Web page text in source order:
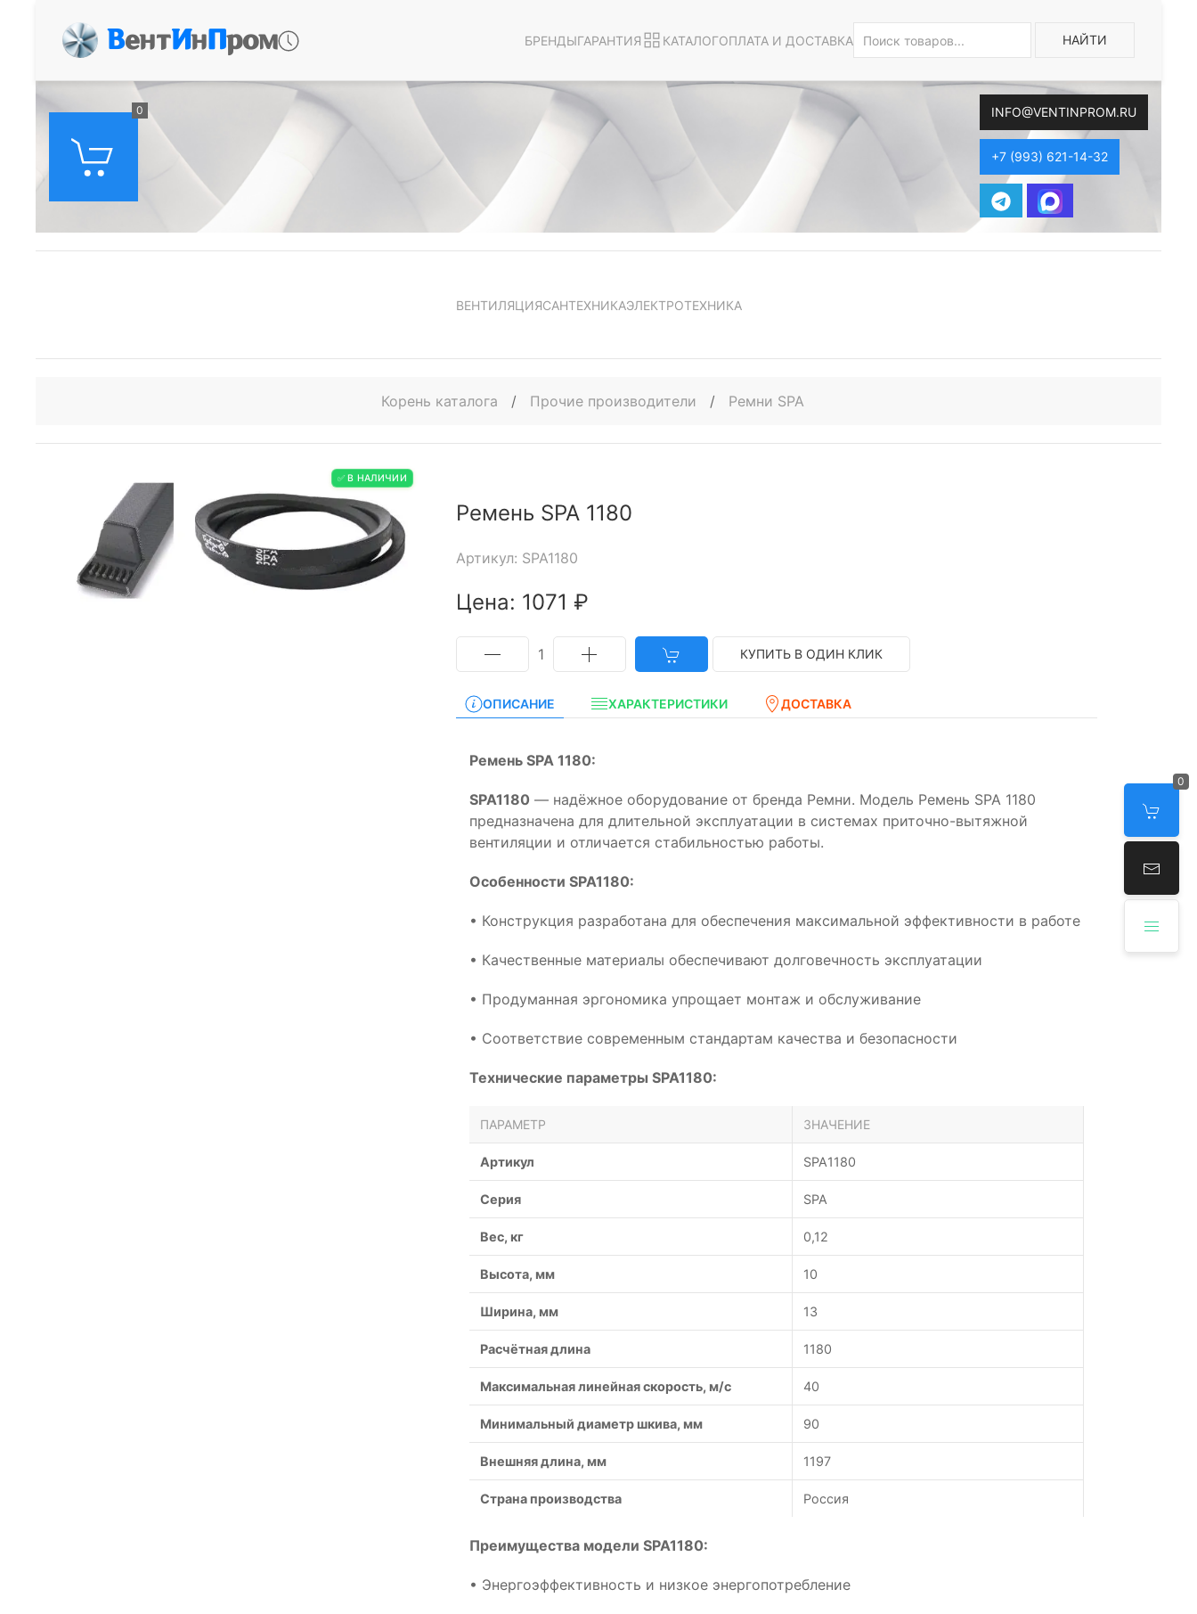
ВентИнПром БРЕНДЫГАРАНТИЯ КАТАЛОГОПЛАТА И ДОСТАВКА НАЙТИ
0 INFO@VENTINPROM.RU
+7 (993) 621-14-32
0
ВЕНТИЛЯЦИЯСАНТЕХНИКАЭЛЕКТРОТЕХНИКА
Корень каталога / Прочие производители / Ремни SPA
✅ В НАЛИЧИИ
Ремень SPA 1180
Артикул: SPA1180
Цена: 1071 ₽
1 КУПИТЬ В ОДИН КЛИК
ОПИСАНИЕ ХАРАКТЕРИСТИКИ ДОСТАВКА
Ремень SPA 1180:
SPA1180 — надёжное оборудование от бренда Ремни. Модель Ремень SPA 1180
предназначена для длительной эксплуатации в системах приточно-вытяжной
вентиляции и отличается стабильностью работы.
Особенности SPA1180:
• Конструкция разработана для обеспечения максимальной эффективности в работе
• Качественные материалы обеспечивают долговечность эксплуатации
• Продуманная эргономика упрощает монтаж и обслуживание
• Соответствие современным стандартам качества и безопасности
Технические параметры SPA1180:
ПАРАМЕТР ЗНАЧЕНИЕ
Артикул SPA1180
Серия SPA
Вес, кг 0,12
Высота, мм 10
Ширина, мм 13
Расчётная длина 1180
Максимальная линейная скорость, м/с 40
Минимальный диаметр шкива, мм 90
Внешняя длина, мм 1197
Страна производства Россия
Преимущества модели SPA1180:
• Энергоэффективность и низкое энергопотребление